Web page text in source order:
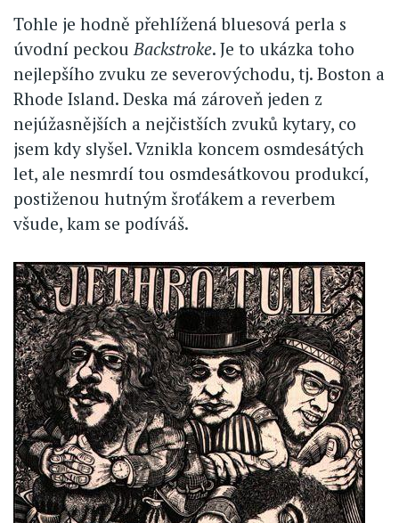
Tohle je hodně přehlížená bluesová perla s
úvodní peckou Backstroke. Je to ukázka toho
nejlepšího zvuku ze severovýchodu, tj. Boston a
Rhode Island. Deska má zároveň jeden z
nejúžasnějších a nejčistších zvuků kytary, co
jsem kdy slyšel. Vznikla koncem osmdesátých
let, ale nesmrdí tou osmdesátkovou produkcí,
postiženou hutným šroťákem a reverbem
všude, kam se podíváš.